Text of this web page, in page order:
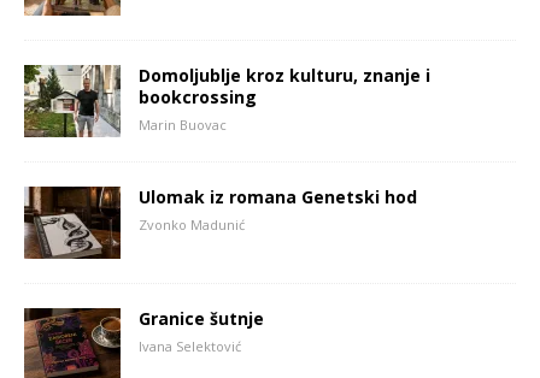
Domoljublje kroz kulturu, znanje i
bookcrossing
Marin Buovac
Ulomak iz romana Genetski hod
Zvonko Madunić
Granice šutnje
Ivana Selektović